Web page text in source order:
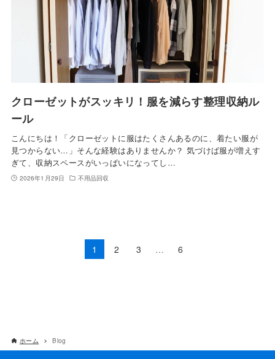
クローゼットがスッキリ！服を減らす整理収納ル
ール
こんにちは！「クローゼットに服はたくさんあるのに、着たい服が
見つからない…」そんな経験はありませんか？ 気づけば服が増えす
ぎて、収納スペースがいっぱいになってし…
2026年1月29日 不用品回収
1 2 3 … 6
ホーム Blog